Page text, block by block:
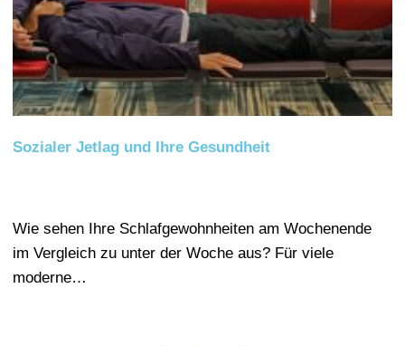
Sozialer Jetlag und Ihre Gesundheit
Wie sehen Ihre Schlafgewohnheiten am Wochenende
im Vergleich zu unter der Woche aus? Für viele
moderne…